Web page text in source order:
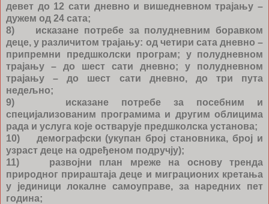
девет до 12 сати дневно и вишедневном трајању –
дужем од 24 сата;
8) исказане потребе за полудневним боравком
деце, у различитом трајању: од четири сата дневно –
припремни предшколски програм; у полудневном
трајању – до шест сати дневно; у полудневном
трајању – до шест сати дневно, до три пута
недељно;
9) исказане потребе за посебним и
специјализованим програмима и другим облицима
рада и услуга које остварује предшколска установа;
10) демографски (укупан број становника, број и
узраст деце на одређеном подручју);
11) развојни план мреже на основу тренда
природног прираштаја деце и миграционих кретања
у јединици локалне самоуправе, за наредних пет
година;